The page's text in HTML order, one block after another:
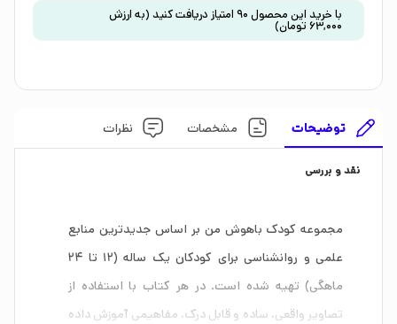
نوع کاغذ :
تحریر
با خرید این محصول 90امتیاز دریافت کنید (به ارزش
63,000 تومان)
توضیحات مشخصات نظرات
نقد و بررسی
مجموعه کودک باهوش من بر اساس جدیدترین منابع
علمی و روانشناسی برای کودکان یک ساله (12 تا 24
ماهگی) تهیه شده است. در هر کتاب با استفاده از
تصاویر واقعی، ساده و قابل درک، مفاهیمی آموزش داده